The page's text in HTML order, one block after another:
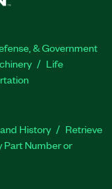
& Government
Life
History
Retrieve
Part Number or